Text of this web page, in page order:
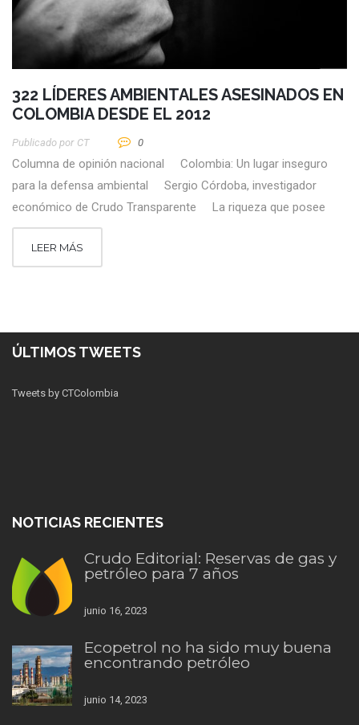
322 LÍDERES AMBIENTALES ASESINADOS EN
COLOMBIA DESDE EL 2012
Publicado por CT 0
Columna de opinión nacional Colombia: Un lugar inseguro
para la defensa ambiental Sergio Córdoba, investigador
económico de Crudo Transparente La riqueza que posee
LEER MÁS
ÚLTIMOS TWEETS
Tweets by CTColombia
NOTICIAS RECIENTES
Crudo Editorial: Reservas de gas y
petróleo para 7 años
junio 16, 2023
Ecopetrol no ha sido muy buena
encontrando petróleo
junio 14, 2023